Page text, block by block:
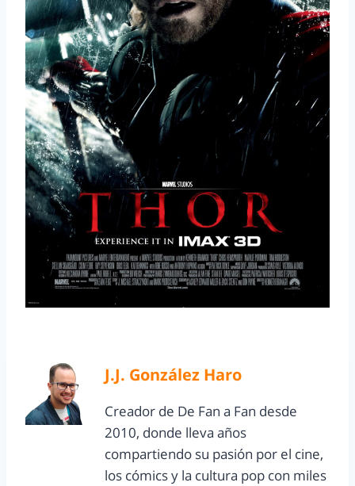
J.J. González Haro
Creador de De Fan a Fan desde
2010, donde lleva años
compartiendo su pasión por el cine,
los cómics y la cultura pop con miles